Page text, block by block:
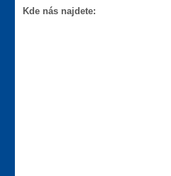
Kde nás najdete: